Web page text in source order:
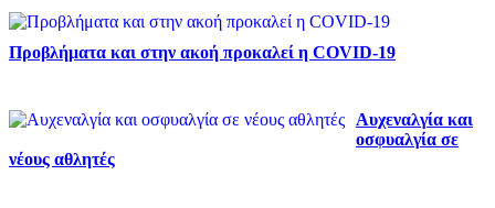
Προβλήματα και στην ακοή προκαλεί η COVID-19
Αυχεναλγία και
οσφυαλγία σε
νέους αθλητές